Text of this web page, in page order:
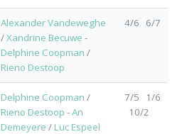
Alexander Vandeweghe
/Xandrine Becuwe -
Delphine Coopman /
Rieno Destoop
4/6 6/7
Delphine Coopman /
Rieno Destoop -An
Demeyere / Luc Espeel
7/5 1/6
10/2